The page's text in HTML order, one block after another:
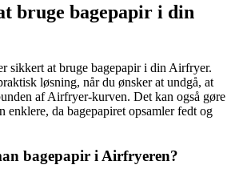
bruge bagepapir i din
sikkert at bruge bagepapir i din Airfryer.
løsning, når du ønsker at undgå, at
af Airfryer-kurven. Det kan også gøre
enklere, da bagepapiret opsamler fedt og
bagepapir i Airfryeren?